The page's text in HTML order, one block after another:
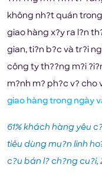
không nh?t quán
giao hàng x?y ra l?n
gian, ti?n b?c và tr?i
công ty th??ng m?i
m?nh m? ph?c v? cho
giao hàng trong ngày
61% khách hàng yêu
tiêu dùng mu?n linh
c?u bán l? ch?ng cu?i,